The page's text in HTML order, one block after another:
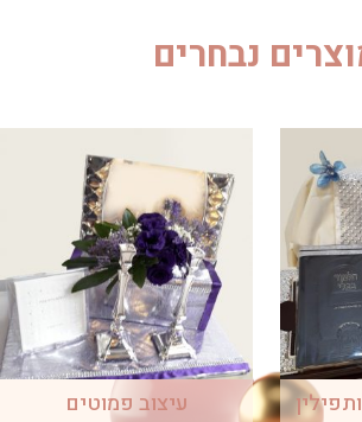
נבחרים
עיצוב פמוטים